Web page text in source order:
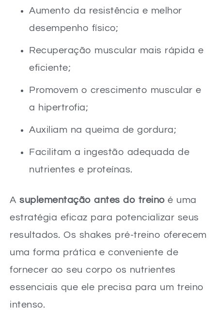
Aumento da resistência e melhor
desempenho físico;
Recuperação muscular mais rápida e
eficiente;
Promovem o crescimento muscular e
a hipertrofia;
Auxiliam na queima de gordura;
Facilitam a ingestão adequada de
nutrientes e proteínas.
A suplementação antes do treinoé uma
estratégia eficaz para potencializar seus
resultados. Os shakes pré-treino oferecem
uma forma prática e conveniente de
fornecer ao seu corpo os nutrientes
essenciais que ele precisa para um treino
intenso.